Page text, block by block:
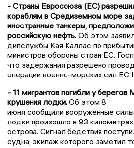
- Страны Евросоюза (ЕС)
кораблям в Средиземном море
иностранные танкеры,
российскую нефть. Об этом
дипслужбы Кая Каллас по
министров обороны стран ЕС.
что задержания разрешено
операции военно-морских сил ЕС
- 11 мигрантов погибли у берегов
крушения лодки. Об этом 8
июня сообщили вооруженные
лодки произошло в 93
острова. Сигнал бедствия
судна, экипаж которого заметил